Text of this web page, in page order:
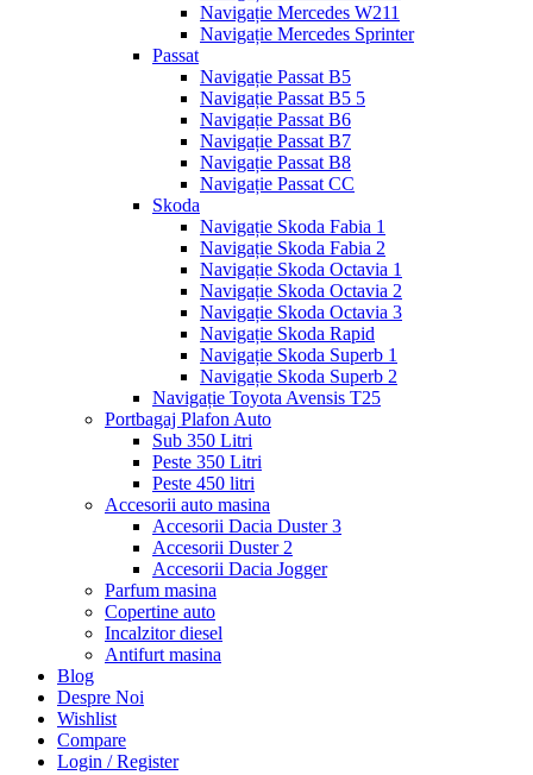
Navigație Mercedes W211
Navigație Mercedes Sprinter
Passat
Navigație Passat B5
Navigație Passat B5 5
Navigație Passat B6
Navigație Passat B7
Navigație Passat B8
Navigație Passat CC
Skoda
Navigație Skoda Fabia 1
Navigație Skoda Fabia 2
Navigație Skoda Octavia 1
Navigație Skoda Octavia 2
Navigație Skoda Octavia 3
Navigație Skoda Rapid
Navigație Skoda Superb 1
Navigație Skoda Superb 2
Navigație Toyota Avensis T25
Portbagaj Plafon Auto
Sub 350 Litri
Peste 350 Litri
Peste 450 litri
Accesorii auto masina
Accesorii Dacia Duster 3
Accesorii Duster 2
Accesorii Dacia Jogger
Parfum masina
Copertine auto
Incalzitor diesel
Antifurt masina
Blog
Despre Noi
Wishlist
Compare
Login / Register